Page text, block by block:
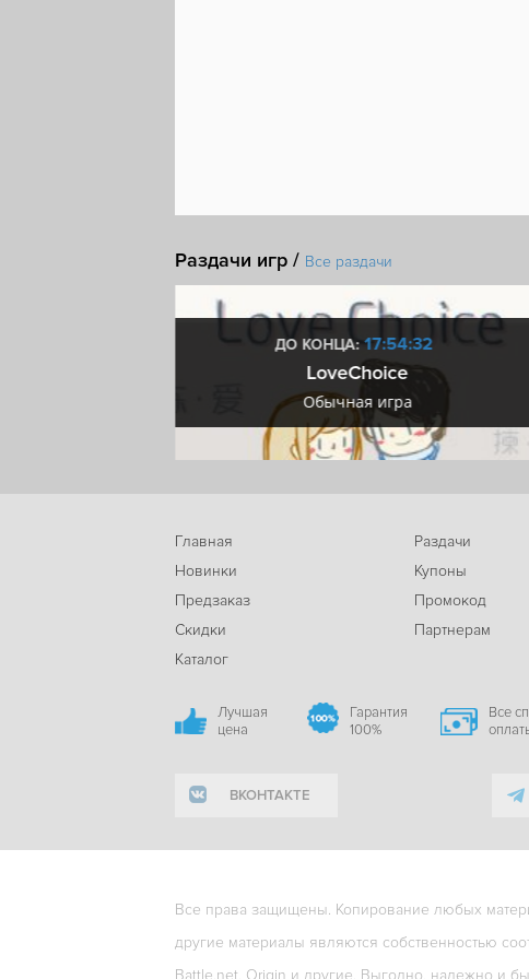
Раздачи игр / Все раздачи
ДО КОНЦА: 17:54:31
LoveChoice
Обычная игра
Главная
Новинки
Предзаказ
Скидки
Каталог
Раздачи
Купоны
Промокод
Партнерам
Лучшая
цена
Гарантия
100%
Все
ВКОНТАКТЕ
Все права защищены. Копирование любых
другие материалы являются собственностью
Battle.net, Origin и другие. Выгодно, надежно и